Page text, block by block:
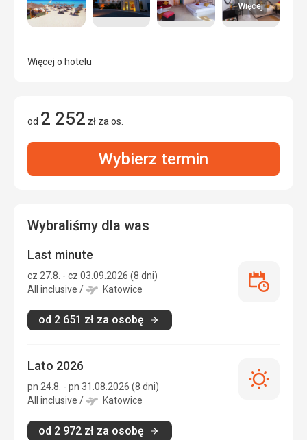
Więcej
Więcej o hotelu
od 2 252 zł za os.
Wybierz termin
Wybraliśmy dla was
Last minute
cz 27.8. - cz 03.09.2026 (8 dni)
All inclusive / Katowice
od 2 651 zł za osobę
Last
Lato 2026
pn 24.8. - pn 31.08.2026 (8 dni)
All inclusive / Katowice
od 2 972 zł za osobę
Lato